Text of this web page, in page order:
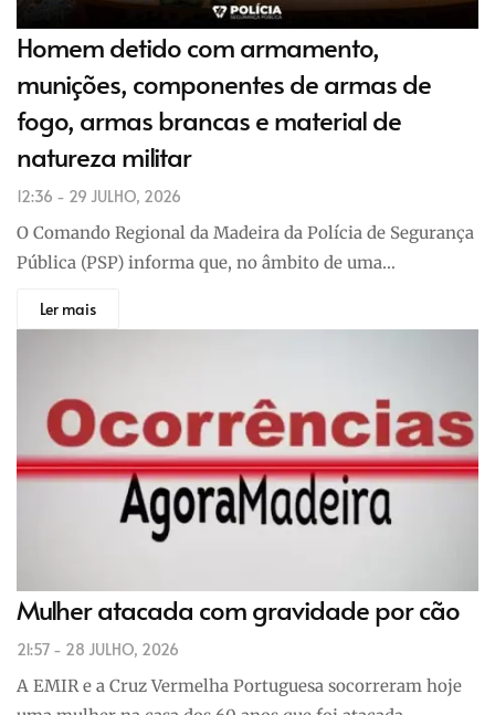
Homem detido com armamento,
munições, componentes de armas de
fogo, armas brancas e material de
natureza militar
12:36 - 29 JULHO, 2026
O Comando Regional da Madeira da Polícia de Segurança
Pública (PSP) informa que, no âmbito de uma…
Ler mais
Mulher atacada com gravidade por cão
21:57 - 28 JULHO, 2026
A EMIR e a Cruz Vermelha Portuguesa socorreram hoje